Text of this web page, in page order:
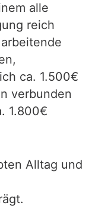
alle
reich
ca. 1.500€
verbunden
1.800€
Alltag und